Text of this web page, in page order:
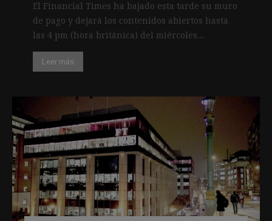
El Financial Times ha bajado esta tarde su muro
de pago y dejará los contenidos abiertos hasta
las 4 pm (hora británica) del miércoles...
Leer más